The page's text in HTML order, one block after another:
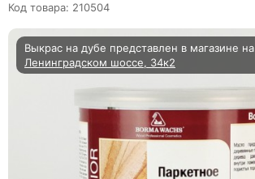
Код товара: 210504
Выкрас на дубе представлен в магазине на
Ленинградском шоссе, 34к2